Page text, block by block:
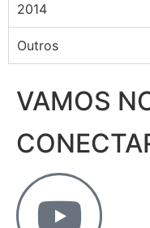
2014
Outros
VAMOS